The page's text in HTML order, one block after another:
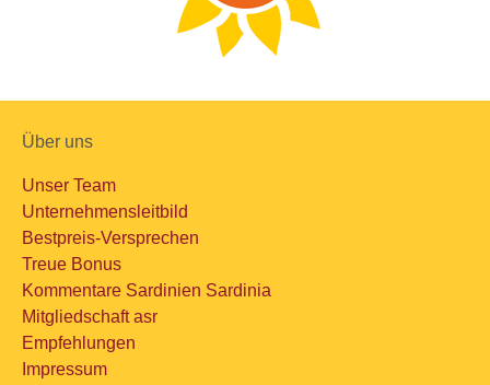
Über uns
Unser Team
Unternehmensleitbild
Bestpreis-Versprechen
Treue Bonus
Kommentare Sardinien Sardinia
Mitgliedschaft asr
Empfehlungen
Impressum